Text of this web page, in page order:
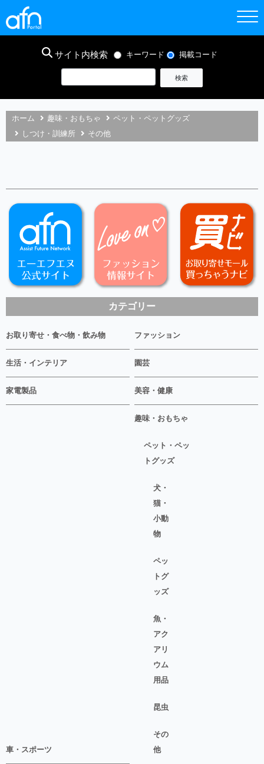
サイト内検索 キーワード 掲載コード
カテゴリー
お取り寄せ・食べ物・飲み物 ファッション
生活・インテリア 園芸
家電製品 美容・健康
車・スポーツ
趣味・おもちゃ
ペット・ペッ
トグッズ
犬・
猫・
小動
物
ペッ
トグ
ッズ
魚・
アク
アリ
ウム
用品
昆虫
その
他
ホーム 趣味・おもちゃ
ペット・ペットグッズ
しつけ・訓練所
その他